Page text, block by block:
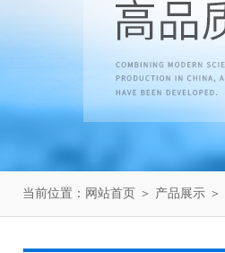
当前位置： 网站首页 ＞ 产品展示 ＞